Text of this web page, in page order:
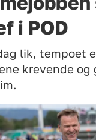
i POD
lik, tempoet
krevende og